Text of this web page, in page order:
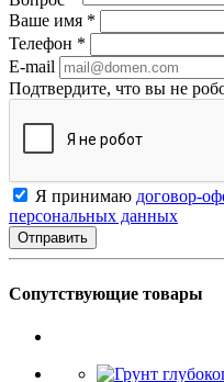
Ваше имя *
Телефон *
E-mail
Подтвердите, что вы не
Я принимаю договор-
персональных данных
Сопутствующие товары